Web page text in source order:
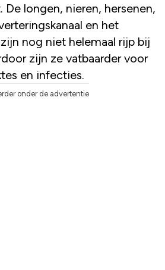
longen, nieren, hersenen,
en het
nog niet helemaal rijp bij
zijn ze vatbaarder voor
en infecties.
onder de advertentie